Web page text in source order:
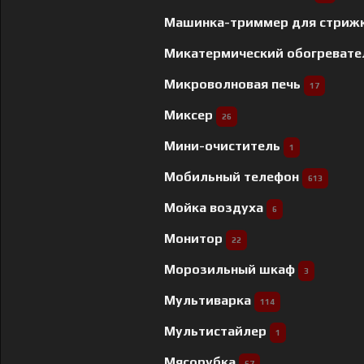
Машинка-триммер для
Микатермический
Микроволновая печь 17
Миксер 26
Мини-очиститель 1
Мобильный телефон 613
Мойка воздуха 6
Монитор 22
Морозильный шкаф 3
Мультиварка 114
Мультистайлер 1